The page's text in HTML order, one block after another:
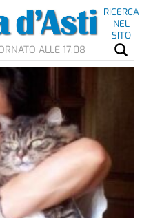
RICERCA
NEL
SITO
ALLE 17.08